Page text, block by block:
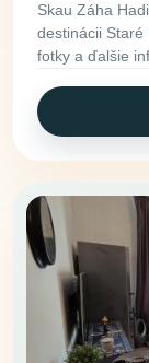
Skau Záha
destinácii Staré
fotky a ďalšie